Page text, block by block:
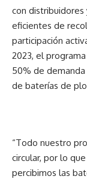
con distribuidores
eficientes de
participación
2023, el
50% de
de baterías de
“Todo nuestro
circular, por lo
percibimos las